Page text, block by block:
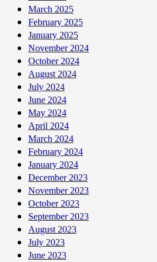
March 2025
February 2025
January 2025
November 2024
October 2024
August 2024
July 2024
June 2024
May 2024
April 2024
March 2024
February 2024
January 2024
December 2023
November 2023
October 2023
September 2023
August 2023
July 2023
June 2023